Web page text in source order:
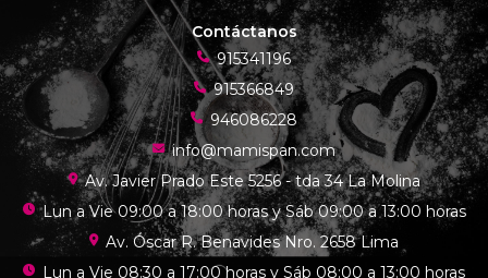
Contáctanos
915341196
915366849
946086228
info@mamispan.com
Av. Javier Prado Este 5256 - tda 34 La Molina
Lun a Vie 09:00 a 18:00 horas y Sáb 09:00 a 13:00 horas
Av. Óscar R. Benavides Nro. 2658 Lima
Lun a Vie 08:30 a 17:00 horas y Sáb 08:00 a 13:00 horas